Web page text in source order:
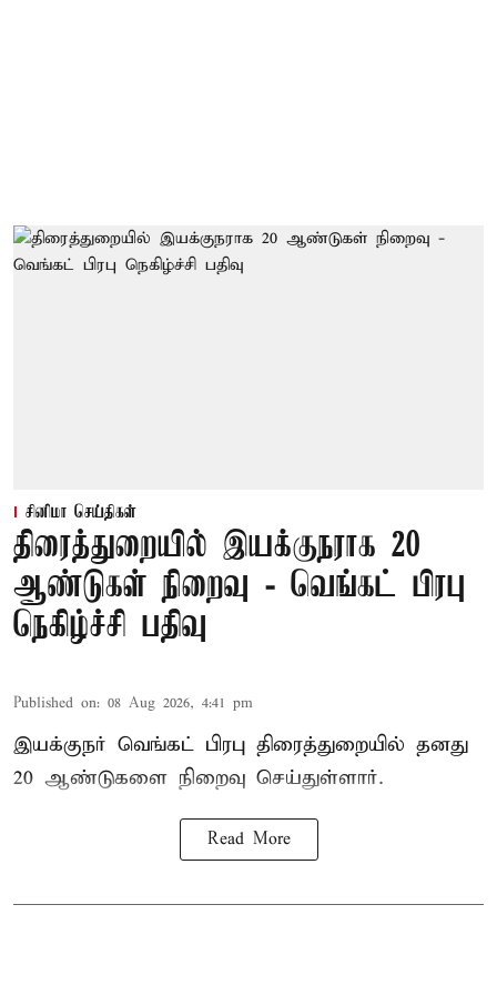
சினிமா செய்திகள்
திரைத்துறையில் இயக்குநராக 20
ஆண்டுகள் நிறைவு - வெங்கட் பிரபு
நெகிழ்ச்சி பதிவு
Published on: 08 Aug 2026, 4:41 pm
இயக்குநர் வெங்கட் பிரபு திரைத்துறையில் தனது
20 ஆண்டுகளை நிறைவு செய்துள்ளார்.
Read More